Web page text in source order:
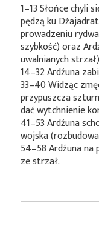
1–13 Słońce chyli
pędzą ku
prowadzeniu
szybkość) oraz
uwalnianych
14–32 Ardźuna
33–40 Widząc
przypuszcza
dać wytchnienie
41–53 Ardźuna
wojska
54–58 Ardźuna
ze strzał.